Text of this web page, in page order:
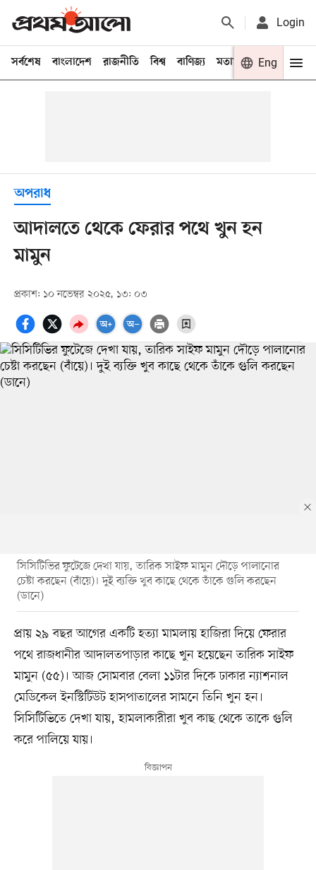
Login
সর্বশেষ বাংলাদেশ রাজনীতি বিশ্ব বাণিজ্য মতামত খেলা
Eng
অপরাধ
আদালতে থেকে ফেরার পথে খুন হন
মামুন
প্রকাশ: ১০ নভেম্বর ২০২৫, ১৩: ০৩
সিসিটিভির ফুটেজে দেখা যায়, তারিক সাইফ মামুন দৌড়ে পালানোর
চেষ্টা করছেন (বাঁয়ে)। দুই ব্যক্তি খুব কাছে থেকে তাঁকে গুলি করছেন
(ডানে)
প্রায় ২৯ বছর আগের একটি হত্যা মামলায় হাজিরা দিয়ে ফেরার
পথে রাজধানীর আদালতপাড়ার কাছে খুন হয়েছেন তারিক সাইফ
মামুন (৫৫)। আজ সোমবার বেলা ১১টার দিকে ঢাকার ন্যাশনাল
মেডিকেল ইনস্টিটিউট হাসপাতালের সামনে তিনি খুন হন।
সিসিটিভিতে দেখা যায়, হামলাকারীরা খুব কাছ থেকে তাকে গুলি
করে পালিয়ে যায়।